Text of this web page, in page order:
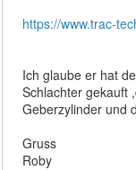
https://www.trac-
Ich glaube er hat
Schlachter gekauft
Geberzylinder und
Gruss
Roby